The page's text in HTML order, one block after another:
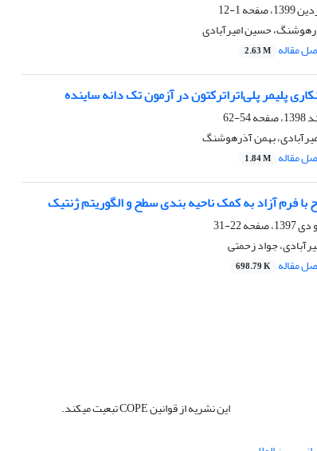
1-12
حسین امیرآبادی
مقاله 2.63 M
پلیمر پلی‌اتراترکتون در آزمون تک دانه ساینده
54-62
بهمن آذرهوشنگ
مقاله 1.84 M
فرم آزاد به کمک ناحیه بندی سطح و الگوریتم ژنتیک
22-31
جواد زحمتی
مقاله 698.79 K
این نشریه از قوانین COPE تبعیت میکند.